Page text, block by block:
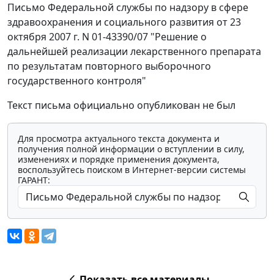
Письмо Федеральной службы по надзору в сфере
здравоохранения и социального развития от 23
октября 2007 г. N 01-43390/07 "Решение о
дальнейшей реализации лекарственного препарата
по результатам повторного выборочного
государственного контроля"
Текст письма официально опубликован не был
Для просмотра актуального текста документа и
получения полной информации о вступлении в силу,
изменениях и порядке применения документа,
воспользуйтесь поиском в Интернет-версии системы
ГАРАНТ: